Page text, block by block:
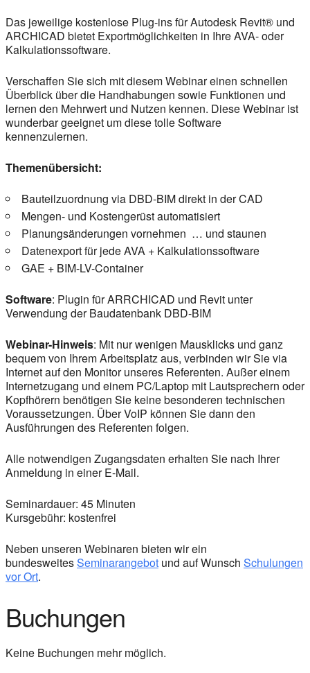
Das jeweilige kostenlose Plug-ins für Autodesk Revit® und
ARCHICAD bietet Exportmöglichkeiten in Ihre AVA- oder
Kalkulationssoftware.
Verschaffen Sie sich mit diesem Webinar einen schnellen
Überblick über die Handhabungen sowie Funktionen und
lernen den Mehrwert und Nutzen kennen. Diese Webinar ist
wunderbar geeignet um diese tolle Software
kennenzulernen.
Themenübersicht:
Bauteilzuordnung via DBD-BIM direkt in der CAD
Mengen- und Kostengerüst automatisiert
Planungsänderungen vornehmen … und staunen
Datenexport für jede AVA + Kalkulationssoftware
GAE + BIM-LV-Container
Software: Plugin für ARRCHICAD und Revit unter
Verwendung der Baudatenbank DBD-BIM
Webinar-Hinweis: Mit nur wenigen Mausklicks und ganz
bequem von Ihrem Arbeitsplatz aus, verbinden wir Sie via
Internet auf den Monitor unseres Referenten. Außer einem
Internetzugang und einem PC/Laptop mit Lautsprechern oder
Kopfhörern benötigen Sie keine besonderen technischen
Voraussetzungen. Über VoIP können Sie dann den
Ausführungen des Referenten folgen.
Alle notwendigen Zugangsdaten erhalten Sie nach Ihrer
Anmeldung in einer E-Mail.
Seminardauer: 45 Minuten
Kursgebühr: kostenfrei
Neben unseren Webinaren bieten wir ein
bundesweitesSeminarangebot und auf Wunsch Schulungen
vor Ort.
Buchungen
Keine Buchungen mehr möglich.